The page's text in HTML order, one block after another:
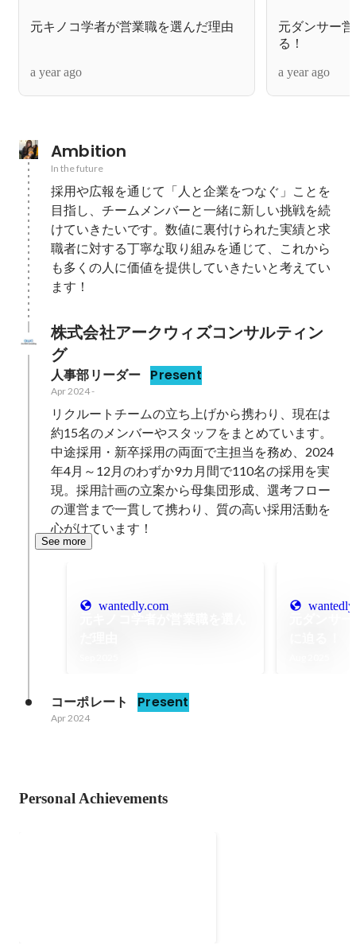
元キノコ学者が営業職を選んだ理由
a year ago
元ダンサー
る！
a year ago
Ambition
In the future
採用や広報を通じて「人と企業をつなぐ」ことを
目指し、チームメンバーと一緒に新しい挑戦を続
けていきたいです。数値に裏付けられた実績と求
職者に対する丁寧な取り組みを通じて、これから
も多くの人に価値を提供していきたいと考えてい
ます！
株式会社アークウィズコンサルティン
グ
人事部リーダー Present
Apr 2024-
リクルートチームの立ち上げから携わり、現在は
約15名のメンバーやスタッフをまとめています。
中途採用・新卒採用の両面で主担当を務め、2024
年4月～12月のわずか9カ月間で110名の採用を実
現。採用計画の立案から母集団形成、選考フロー
の運営まで一貫して携わり、質の高い採用活動を
心がけています！
See more
wantedly.com
コーポレート Present
Apr 2024
Personal Achievements